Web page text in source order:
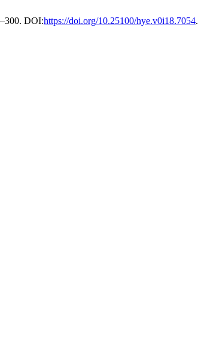
DOI:https://doi.org/10.25100/hye.v0i18.7054.